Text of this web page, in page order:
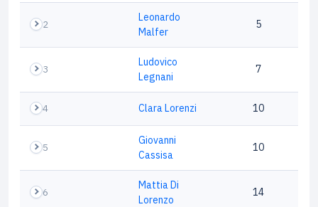
2
Leonardo
Malfer
5
3
Ludovico
Legnani
7
4 Clara Lorenzi 10
5
Giovanni
Cassisa
10
6
Mattia Di
Lorenzo
14